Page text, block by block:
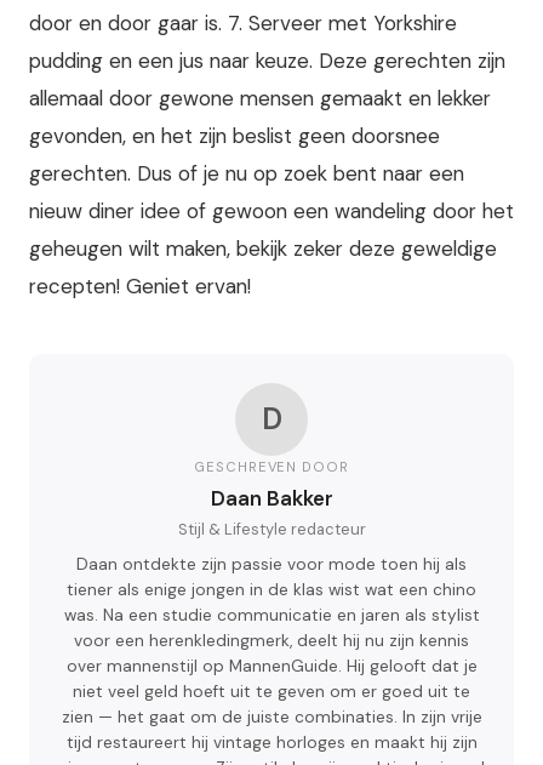
door en door gaar is. 7. Serveer met Yorkshire
pudding en een jus naar keuze. Deze gerechten zijn
allemaal door gewone mensen gemaakt en lekker
gevonden, en het zijn beslist geen doorsnee
gerechten. Dus of je nu op zoek bent naar een
nieuw diner idee of gewoon een wandeling door het
geheugen wilt maken, bekijk zeker deze geweldige
recepten! Geniet ervan!
D
GESCHREVEN DOOR
Daan Bakker
Stijl & Lifestyle redacteur
Daan ontdekte zijn passie voor mode toen hij als
tiener als enige jongen in de klas wist wat een chino
was. Na een studie communicatie en jaren als stylist
voor een herenkledingmerk, deelt hij nu zijn kennis
over mannenstijl op MannenGuide. Hij gelooft dat je
niet veel geld hoeft uit te geven om er goed uit te
zien — het gaat om de juiste combinaties. In zijn vrije
tijd restaureert hij vintage horloges en maakt hij zijn